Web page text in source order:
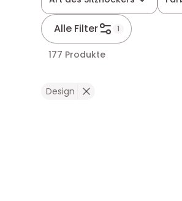
Alle Filter 1
177 Produkte
Design